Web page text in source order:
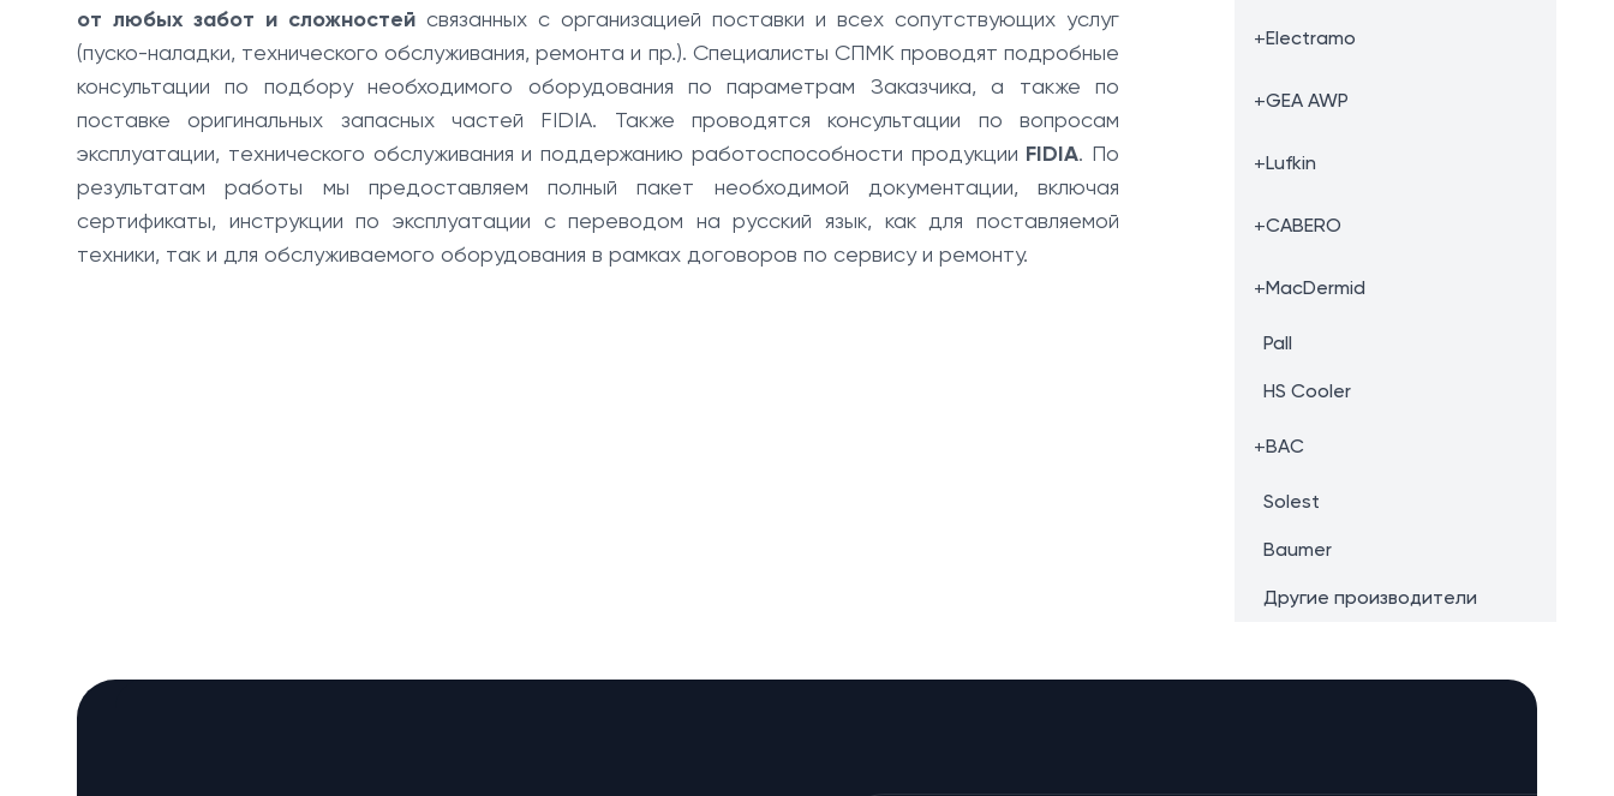
от любых забот и сложностей связанных с организацией поставки и всех сопутствующих услуг
(пуско-наладки, технического обслуживания, ремонта и пр.). Специалисты СПМК проводят подробные
консультации по подбору необходимого оборудования по параметрам Заказчика, а также по
поставке оригинальных запасных частей FIDIA. Также проводятся консультации по вопросам
эксплуатации, технического обслуживания и поддержанию работоспособности продукции FIDIA. По
результатам работы мы предоставляем полный пакет необходимой документации, включая
сертификаты, инструкции по эксплуатации с переводом на русский язык, как для поставляемой
техники, так и для обслуживаемого оборудования в рамках договоров по сервису и ремонту.
+Electramo
+GEA AWP
+Lufkin
+CABERO
+MacDermid
Pall
HS Cooler
+BAC
Solest
Baumer
Другие производители